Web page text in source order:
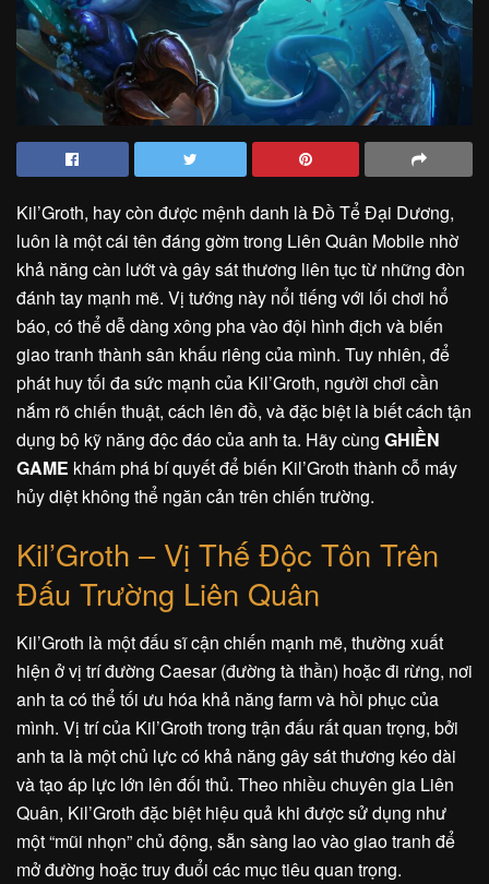
Kil’Groth, hay còn được mệnh danh là Đồ Tể Đại Dương,
luôn là một cái tên đáng gờm trong Liên Quân Mobile nhờ
khả năng càn lướt và gây sát thương liên tục từ những đòn
đánh tay mạnh mẽ. Vị tướng này nổi tiếng với lối chơi hổ
báo, có thể dễ dàng xông pha vào đội hình địch và biến
giao tranh thành sân khấu riêng của mình. Tuy nhiên, để
phát huy tối đa sức mạnh của Kil’Groth, người chơi cần
nắm rõ chiến thuật, cách lên đồ, và đặc biệt là biết cách tận
dụng bộ kỹ năng độc đáo của anh ta. Hãy cùng GHIỀN
GAME khám phá bí quyết để biến Kil’Groth thành cỗ máy
hủy diệt không thể ngăn cản trên chiến trường.
Kil’Groth – Vị Thế Độc Tôn Trên
Đấu Trường Liên Quân
Kil’Groth là một đấu sĩ cận chiến mạnh mẽ, thường xuất
hiện ở vị trí đường Caesar (đường tà thần) hoặc đi rừng, nơi
anh ta có thể tối ưu hóa khả năng farm và hồi phục của
mình. Vị trí của Kil’Groth trong trận đấu rất quan trọng, bởi
anh ta là một chủ lực có khả năng gây sát thương kéo dài
và tạo áp lực lớn lên đối thủ. Theo nhiều chuyên gia Liên
Quân, Kil’Groth đặc biệt hiệu quả khi được sử dụng như
một “mũi nhọn” chủ động, sẵn sàng lao vào giao tranh để
mở đường hoặc truy đuổi các mục tiêu quan trọng.